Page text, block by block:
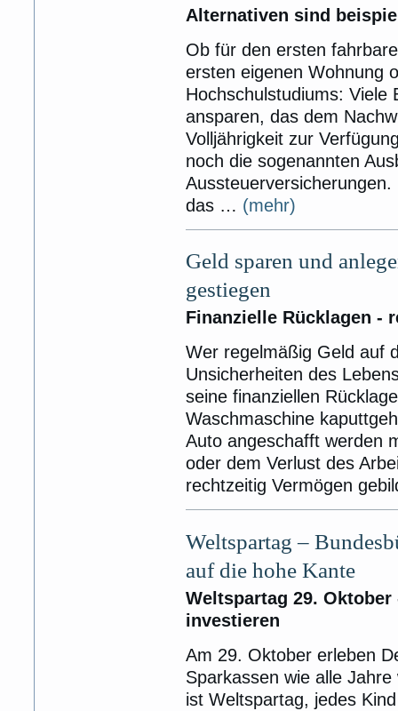
Alternativen sind
Ob für den ersten
ersten eigenen Wohnung
Hochschulstudiums: Viele
ansparen, das dem
Volljährigkeit zur
noch die sogenannten
das … (mehr)
Geld sparen und
gestiegen
Finanzielle Rücklagen -
Wer regelmäßig Geld auf
Unsicherheiten des
seine finanziellen
Waschmaschine
Auto angeschafft werden
oder dem Verlust des
rechtzeitig Vermögen
Weltspartag –
auf die hohe Kante
Weltspartag 29.
investieren
Am 29. Oktober erleben
Sparkassen wie alle
ist Weltspartag, jedes